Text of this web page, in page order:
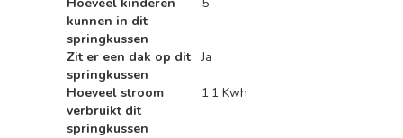
kunnen in dit
springkussen
Zit er een dak op dit
springkussen
Ja
Hoeveel stroom
verbruikt dit
springkussen
1,1 Kwh